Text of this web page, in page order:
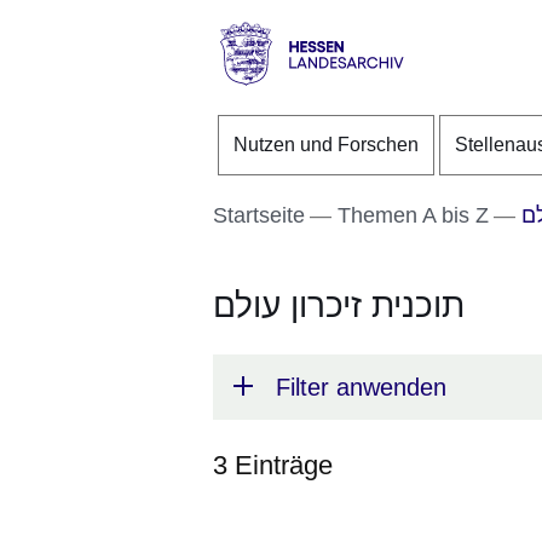
Direkt zum Kopf der
Direkt zum Inhalt
Direkt zum Fuß der
Landesarchiv
Nutzen und Forschen
Startseite Themen A bis Z
תוכנית זיכרון עולם
Filter anwenden
3 Einträge